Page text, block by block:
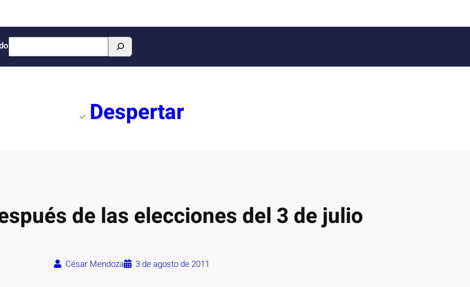
u
s
Despertar
de las elecciones del 3 de julio
César Mendoza 3 de agosto de 2011